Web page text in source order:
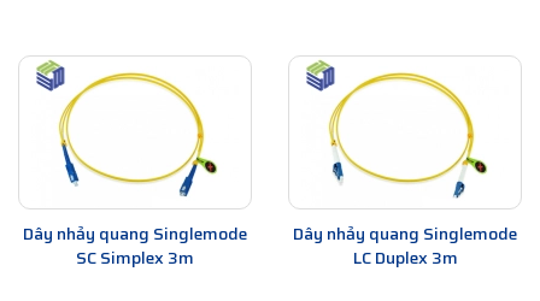
Dây nhảy quang Singlemode
SC Simplex 3m
Dây nhảy quang Singlemode
LC Duplex 3m